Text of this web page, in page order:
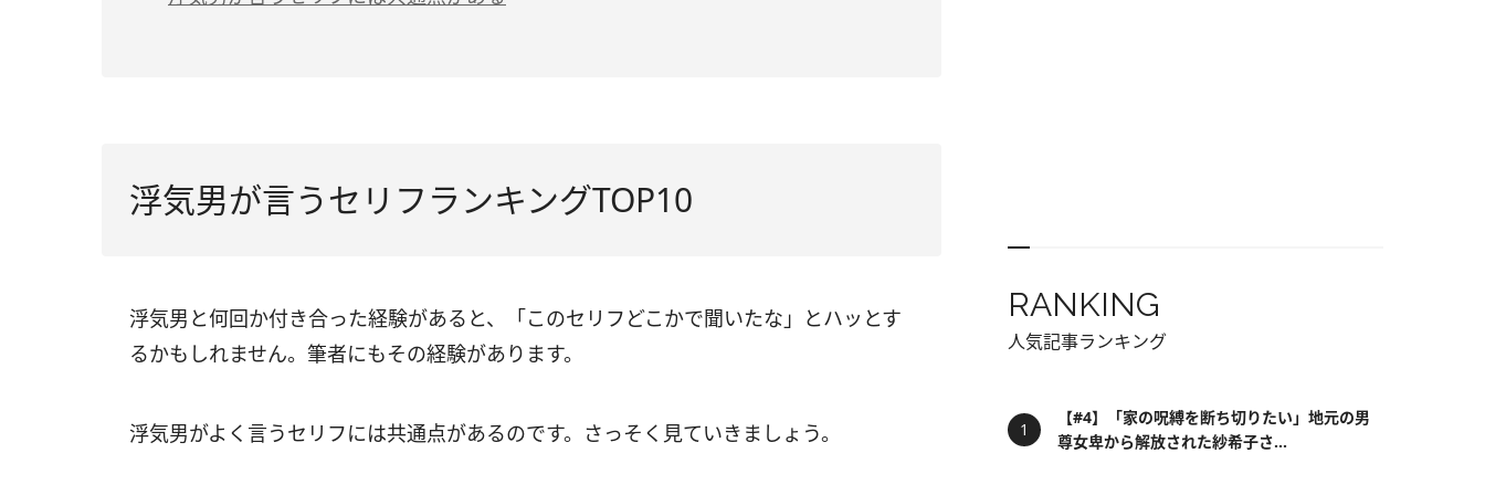
浮気男が言うセリフランキングTOP10
浮気男と何回か付き合った経験があると、「このセリフどこかで聞いたな」とハッとす
るかもしれません。筆者にもその経験があります。
浮気男がよく言うセリフには共通点があるのです。さっそく見ていきましょう。
RANKING
人気記事ランキング
【#4】「家の呪縛を断ち切りたい」地元の男
尊女卑から解放された紗希子さ...